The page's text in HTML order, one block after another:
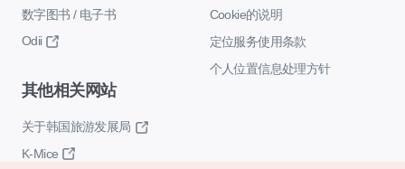
数字图书 / 电子书
Odii
Cookie的说明
定位服务使用条款
个人位置信息处理方针
其他相关网站
关于韩国旅游发展局
K-Mice